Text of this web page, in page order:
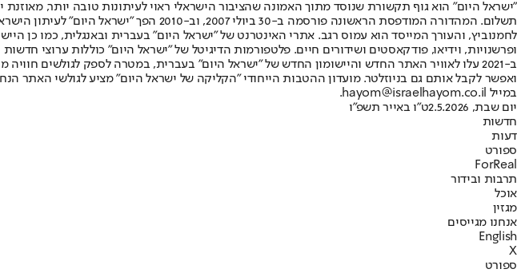
"ישראל היום" הוא גוף תקשורת שנוסד מתוך האמונה שהציבור הישראלי ראוי לעיתונות טובה יותר,
תשלום. המהדורה המודפסת הראשונה פורסמה ב-
ופרשנויות, וידיאו, פודקאסטים ושידורים חיים. פלטפורמות הדיגיטל של "ישראל היום" כוללות ערוצי
ב-2021 עלו לאוויר האתר החדש והיישומון החדש של "ישראל היום" בעברית, במטרה לספק לגולשים
ואפשר לקבל אותם גם בניוזלטר. מועדון ההטבות הייחודי "הקליקה של ישראל היום" מציע לגולשי האתר
במייל hayom@israelhayom.co.il.
יום שבת, 2.5.2026
ט"ו באייר תשפ"ו
חדשות
דעות
ספורט
ForReal
תרבות ובידור
אוכל
מגזין
אנחנו מגייסים
English
X
ספורט